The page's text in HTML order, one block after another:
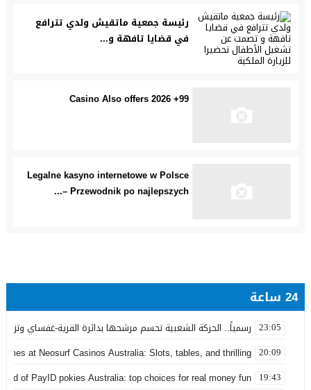
رئيسة جمعية ماتقيش ولدي تترافع
في قضايا تافهة و...
99+ Casino Also offers 2026
Legalne kasyno internetowe w Polsce
– Przewodnik po najlepszych...
24 ساعة
23:05 رسمياً.. الحركة الشعبية تحسم مرشحها بدائرة القرية-غفساي
20:09
at Neosurf Casinos Australia: Slots, tables, and thrilling
19:43
of PayID pokies Australia: top choices for real money fun